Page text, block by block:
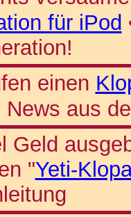
für iPod
einen
aus
Geld
"Yeti-